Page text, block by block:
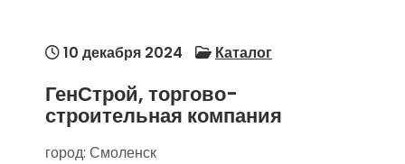
10 декабря 2024 Каталог
ГенСтрой, торгово-
строительная компания
город: Смоленск